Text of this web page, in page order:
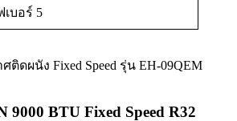
บอร์ 5
ติดผนัง Fixed Speed รุ่น EH-09QEM
9000 BTU Fixed Speed R32